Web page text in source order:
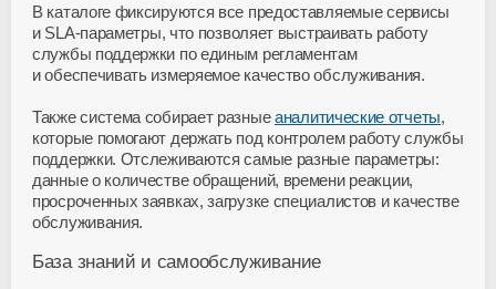
В каталоге фиксируются все предоставляемые сервисы
и SLA-параметры, что позволяет выстраивать работу
службы поддержки по единым регламентам
и обеспечивать измеряемое качество обслуживания.
Также система собирает разныеаналитические отчеты,
которые помогают держать под контролем работу службы
поддержки. Отслеживаются самые разные параметры:
данные о количестве обращений, времени реакции,
просроченных заявках, загрузке специалистов и качестве
обслуживания.
База знаний и самообслуживание